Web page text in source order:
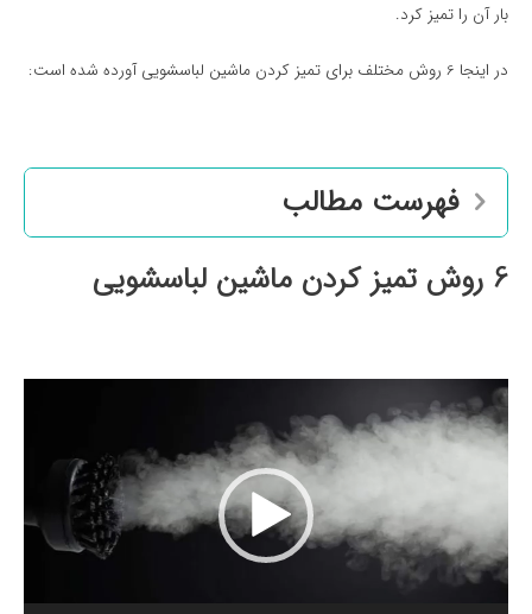
بار آن را تمیز کرد.
در اینجا 6 روش مختلف برای تمیز کردن ماشین لباسشویی آورده شده است:
فهرست مطالب
6 روش تمیز کردن ماشین لباسشویی
نمایشگر
ویدیو